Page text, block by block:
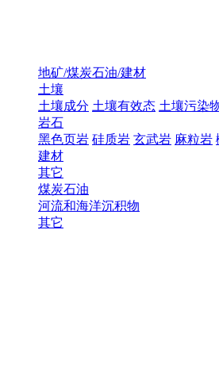
地矿/煤炭石油/建材
土壤
土壤成分 土壤有效态 土壤污染
岩石
黑色页岩 硅质岩 玄武岩 麻粒岩
建材
其它
煤炭石油
河流和海洋沉积物
其它